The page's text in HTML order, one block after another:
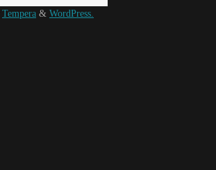
Tempera & WordPress.